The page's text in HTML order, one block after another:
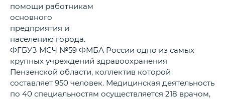
помощи работникам
основного
предприятия и
населению города.
ФГБУЗ МСЧ №59 ФМБА России одно из самых
крупных учреждений здравоохранения
Пензенской области, коллектив которой
составляет 950 человек. Медицинская деятельность
по 40 специальностям осуществляется 218 врачом,